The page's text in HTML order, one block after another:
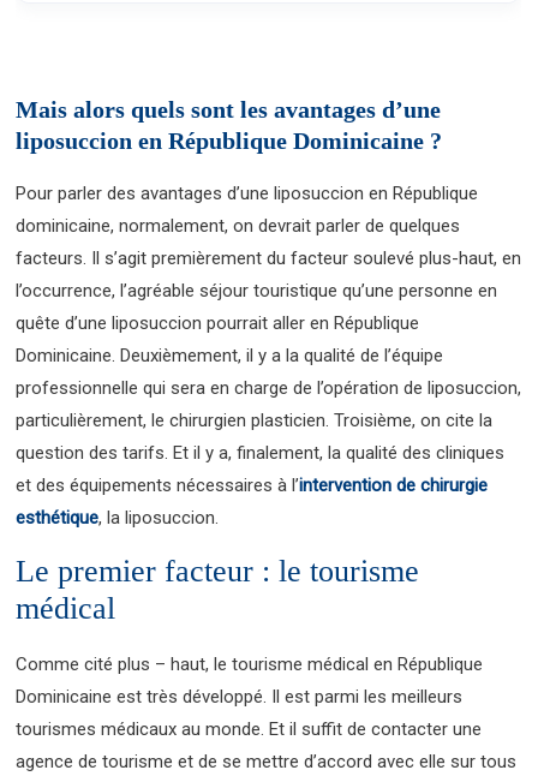
Mais alors quels sont les avantages d’une
liposuccion en République Dominicaine ?
Pour parler des avantages d’une liposuccion en République
dominicaine, normalement, on devrait parler de quelques
facteurs. Il s’agit premièrement du facteur soulevé plus-haut, en
l’occurrence, l’agréable séjour touristique qu’une personne en
quête d’une liposuccion pourrait aller en République
Dominicaine. Deuxièmement, il y a la qualité de l’équipe
professionnelle qui sera en charge de l’opération de liposuccion,
particulièrement, le chirurgien plasticien. Troisième, on cite la
question des tarifs. Et il y a, finalement, la qualité des cliniques
et des équipements nécessaires à l’intervention de chirurgie
esthétique, la liposuccion.
Le premier facteur : le tourisme
médical
Comme cité plus – haut, le tourisme médical en République
Dominicaine est très développé. Il est parmi les meilleurs
tourismes médicaux au monde. Et il suffit de contacter une
agence de tourisme et de se mettre d’accord avec elle sur tous